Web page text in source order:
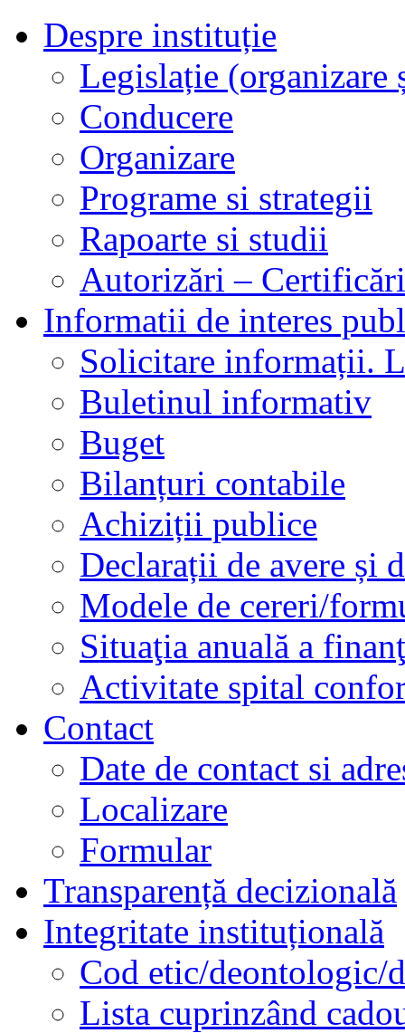
Despre instituție
Legislație
Conducere
Organizare
Programe si strategii
Rapoarte si studii
Autorizări –
Informatii de interes
Solicitare informații.
Buletinul informativ
Buget
Bilanțuri contabile
Achiziții publice
Declarații de avere și
Modele de cereri/
Situaţia anuală a
Activitate spital
Contact
Date de contact si
Localizare
Formular
Transparență decizională
Integritate instituțională
Cod etic/deontologic/
Lista cuprinzând